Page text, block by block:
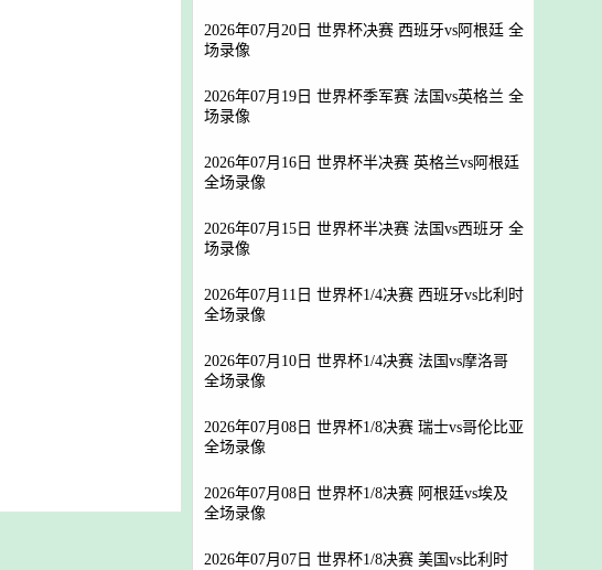
2026年07月20日 世界杯决赛 西班牙vs阿根廷 全
场录像
2026年07月19日 世界杯季军赛 法国vs英格兰 全
场录像
2026年07月16日 世界杯半决赛 英格兰vs阿根廷
全场录像
2026年07月15日 世界杯半决赛 法国vs西班牙 全
场录像
2026年07月11日 世界杯1/4决赛 西班牙vs比利时
全场录像
2026年07月10日 世界杯1/4决赛 法国vs摩洛哥
全场录像
2026年07月08日 世界杯1/8决赛 瑞士vs哥伦比亚
全场录像
2026年07月08日 世界杯1/8决赛 阿根廷vs埃及
全场录像
2026年07月07日 世界杯1/8决赛 美国vs比利时